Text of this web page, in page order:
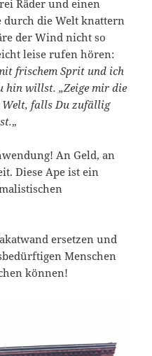
Räder und einen
durch die Welt knattern
der Wind nicht so
leise rufen hören:
frischem Sprit und ich
hin willst. „Zeige mir die
Welt, falls Du zufällig
„
An Geld, an
Diese Ape ist ein
ersetzen und
Menschen
können!